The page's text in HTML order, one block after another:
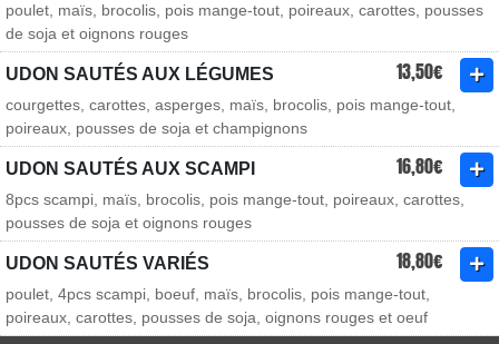
poulet, maïs, brocolis, pois mange-tout, poireaux, carottes, pousses
de soja et oignons rouges
UDON SAUTÉS AUX LÉGUMES 13,50€
courgettes, carottes, asperges, maïs, brocolis, pois mange-tout,
poireaux, pousses de soja et champignons
UDON SAUTÉS AUX SCAMPI 16,80€
8pcs scampi, maïs, brocolis, pois mange-tout, poireaux, carottes,
pousses de soja et oignons rouges
UDON SAUTÉS VARIÉS 18,80€
poulet, 4pcs scampi, boeuf, maïs, brocolis, pois mange-tout,
poireaux, carottes, pousses de soja, oignons rouges et oeuf